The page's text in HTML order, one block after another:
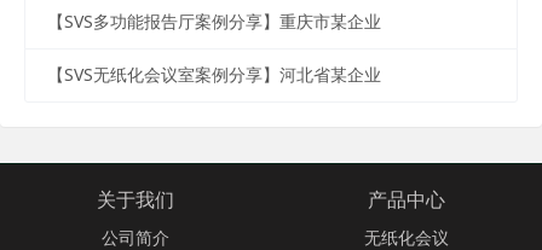
【SVS多功能报告厅案例分享】重庆市某企业
【SVS无纸化会议室案例分享】河北省某企业
关于我们
公司简介
产品中心
无纸化会议